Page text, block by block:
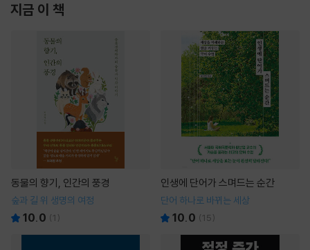
지금 이 책
동물의 향기, 인간의 풍경
숲과 길 위 생명의 여정
10.0 (1 )
인생에 단어가 스며드는 순간
단어 하나로 바뀌는 세상
10.0 (15)